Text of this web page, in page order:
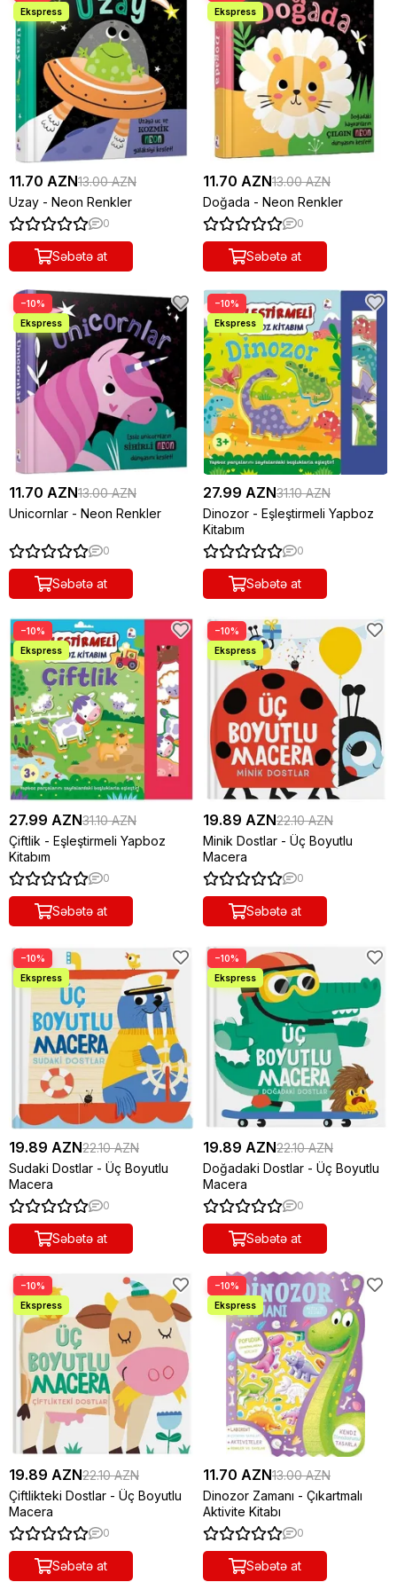
11.70 AZN13.00 AZN
Uzay - Neon Renkler
0
Səbətə at
11.70 AZN13.00 AZN
Doğada - Neon Renkler
0
Səbətə at
−10%
11.70 AZN13.00 AZN
Unicornlar - Neon Renkler
0
Səbətə at
−10%
27.99 AZN31.10 AZN
Dinozor - Eşleştirmeli Yapboz
Kitabım
0
Səbətə at
−10%
27.99 AZN31.10 AZN
Çiftlik - Eşleştirmeli Yapboz
Kitabım
0
Səbətə at
−10%
19.89 AZN22.10 AZN
Minik Dostlar - Üç Boyutlu
Macera
0
Səbətə at
−10%
19.89 AZN22.10 AZN
Sudaki Dostlar - Üç Boyutlu
Macera
0
Səbətə at
−10%
19.89 AZN22.10 AZN
Doğadaki Dostlar - Üç Boyutlu
Macera
0
Səbətə at
−10%
19.89 AZN22.10 AZN
Çiftlikteki Dostlar - Üç Boyutlu
Macera
0
Səbətə at
−10%
11.70 AZN13.00 AZN
Dinozor Zamanı - Çıkartmalı
Aktivite Kitabı
0
Səbətə at